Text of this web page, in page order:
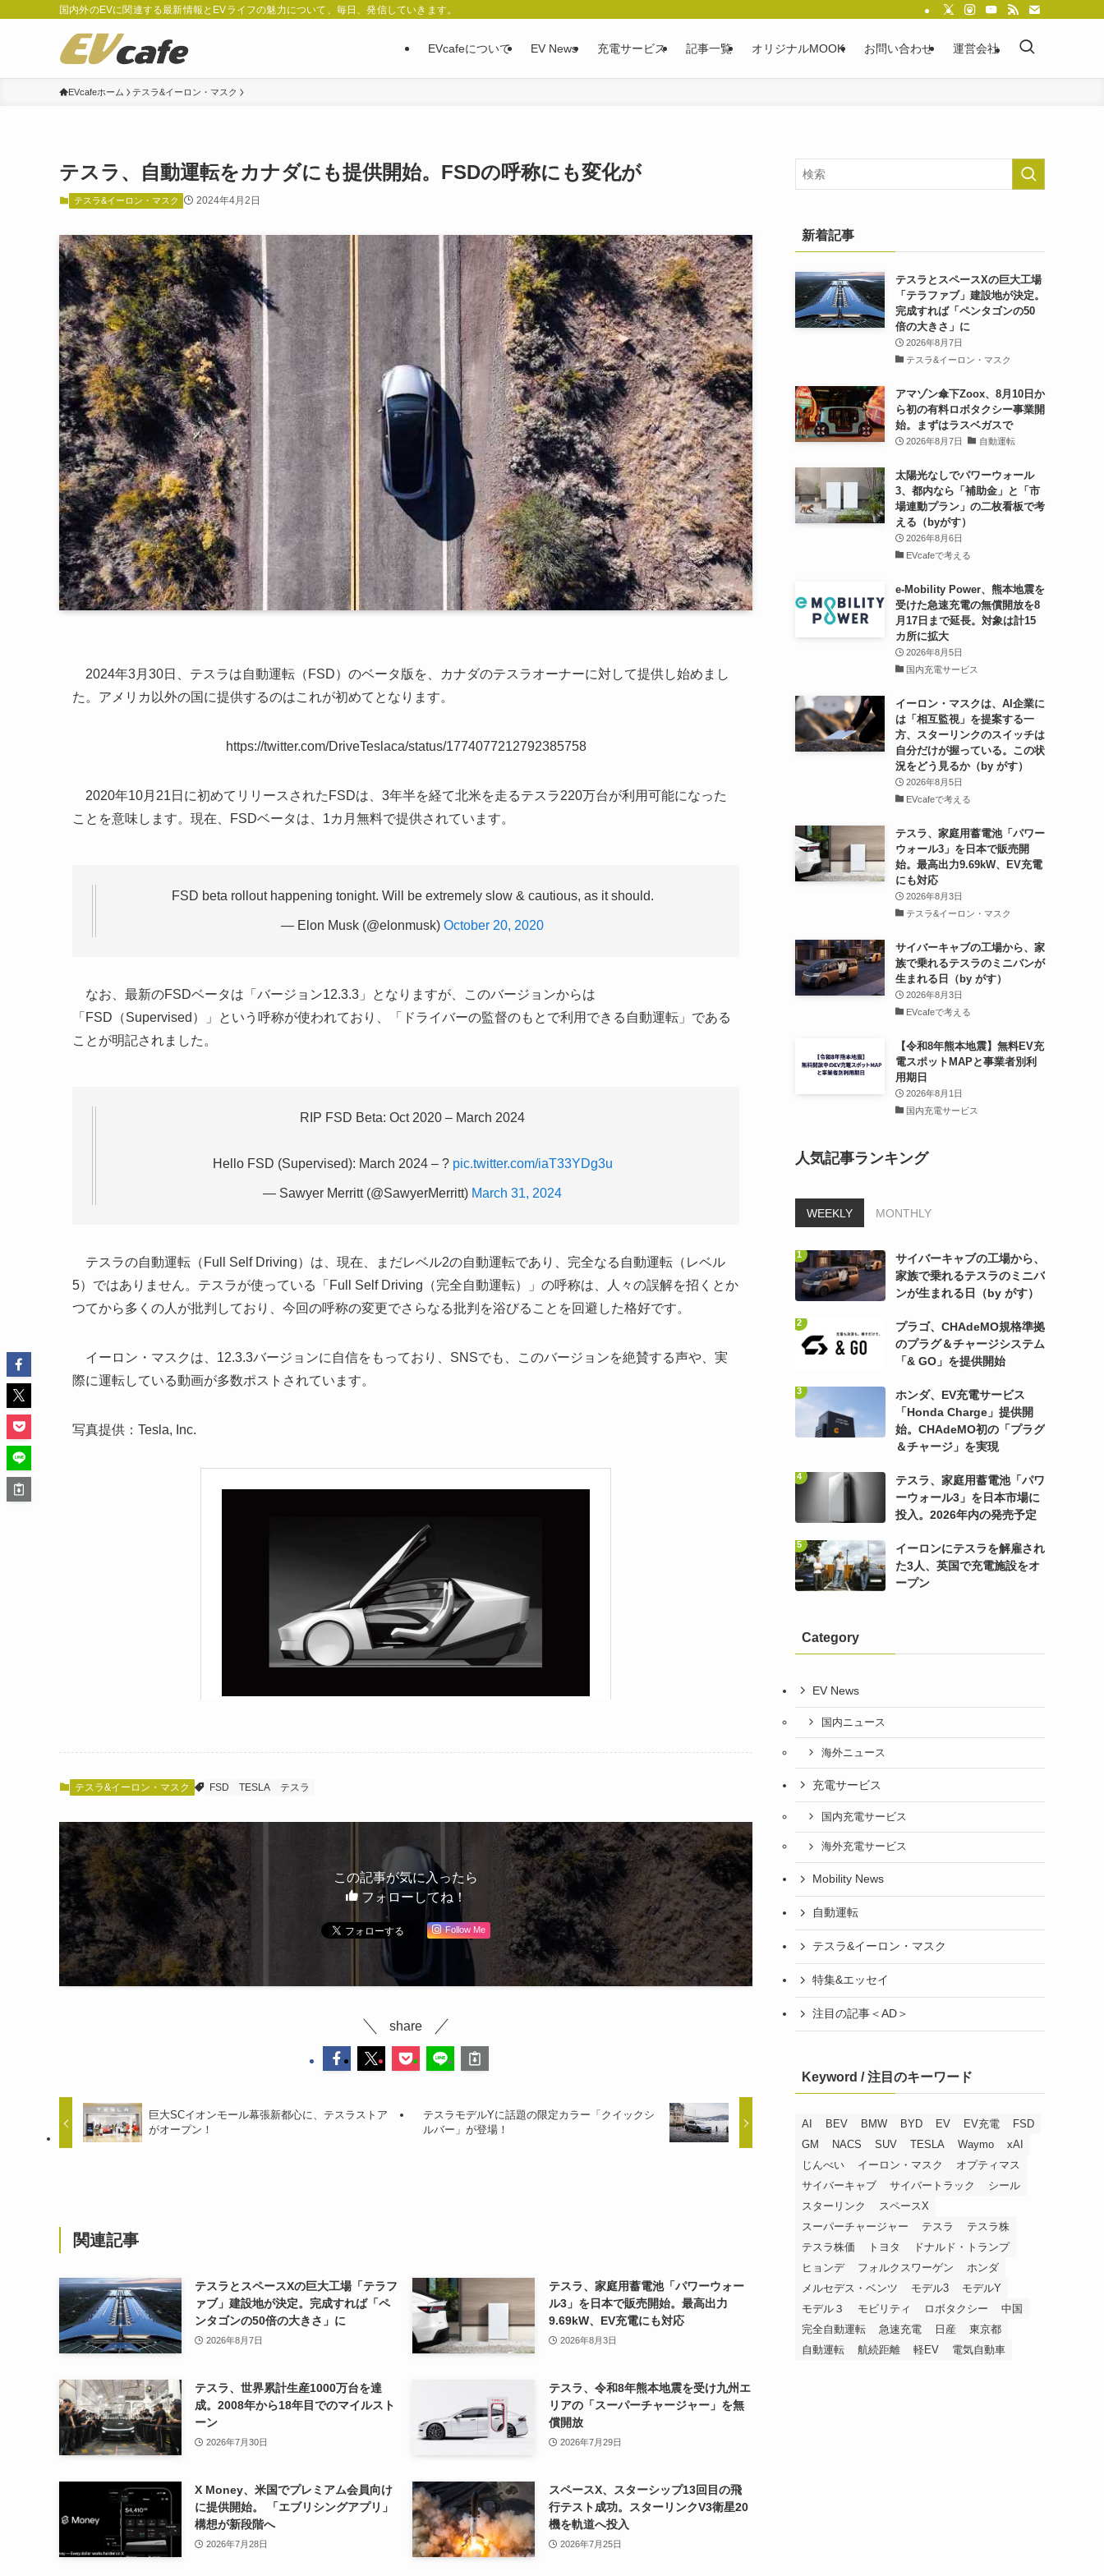
国内外のEVに関連する最新情報とEVライフの魅力について、毎日、発信していきます。
EVcafeについて EV News 充電サービス 記事一覧 オリジナルMOOK お問い合わせ 運営会社
EVcafeホーム テスラ&イーロン・マスク
テスラ、自動運転をカナダにも提供開始。FSDの呼称にも変化が
テスラ&イーロン・マスク 2024年4月2日
2024年3月30日、テスラは自動運転（FSD）のベータ版を、カナダのテスラオーナーに対して提供し始めまし
た。アメリカ以外の国に提供するのはこれが初めてとなります。
https://twitter.com/DriveTeslaca/status/1774077212792385758
2020年10月21日に初めてリリースされたFSDは、3年半を経て北米を走るテスラ220万台が利用可能になった
ことを意味します。現在、FSDベータは、1カ月無料で提供されています。
FSD beta rollout happening tonight. Will be extremely slow & cautious, as it should.
— Elon Musk (@elonmusk) October 20, 2020
なお、最新のFSDベータは「バージョン12.3.3」となりますが、このバージョンからは
「FSD（Supervised）」という呼称が使われており、「ドライバーの監督のもとで利用できる自動運転」である
ことが明記されました。
5）ではありません。テスラが使っている「Full Self Driving（完全自動運転）」の呼称は、人々の誤解を招くとか
つてから多くの人が批判しており、今回の呼称の変更でさらなる批判を浴びることを回避した格好です。
際に運転している動画が多数ポストされています。
この記事が気に入ったら
フォローしてね！
がオープン！
ルバー」が登場！
ァブ」建設地が決定。完成すれば「ペ
ンタゴンの50倍の大きさ」に
2026年8月7日
ル3」を日本で販売開始。最高出力
9.69kW、EV充電にも対応
2026年8月3日
成。2008年から18年目でのマイルスト
ーン
2026年7月30日
リアの「スーパーチャージャー」を無
償開放
2026年7月29日
に提供開始。 「エブリシングアプリ」
構想が新段階へ
2026年7月28日
行テスト成功。スターリンクV3衛星20
機を軌道へ投入
2026年7月25日
新着記事
テスラとスペースXの巨大工場
「テラファブ」建設地が決定。
完成すれば「ペンタゴンの50
倍の大きさ」に
2026年8月7日
テスラ&イーロン・マスク
アマゾン傘下Zoox、8月10日か
ら初の有料ロボタクシー事業開
始。まずはラスベガスで
2026年8月7日 自動運転
太陽光なしでパワーウォール
3、都内なら「補助金」と「市
場連動プラン」の二枚看板で考
える（byがす）
2026年8月6日
EVcafeで考える
e-Mobility Power、熊本地震を
受けた急速充電の無償開放を8
月17日まで延長。対象は計15
カ所に拡大
2026年8月5日
国内充電サービス
イーロン・マスクは、AI企業に
は「相互監視」を提案する一
方、スターリンクのスイッチは
自分だけが握っている。この状
況をどう見るか（by がす）
2026年8月5日
EVcafeで考える
テスラ、家庭用蓄電池「パワー
ウォール3」を日本で販売開
始。最高出力9.69kW、EV充電
にも対応
2026年8月3日
テスラ&イーロン・マスク
サイバーキャブの工場から、家
族で乗れるテスラのミニバンが
生まれる日（by がす）
2026年8月3日
EVcafeで考える
【令和8年熊本地震】無料EV充
電スポットMAPと事業者別利
用期日
2026年8月1日
国内充電サービス
人気記事ランキング
WEEKLY MONTHLY
サイバーキャブの工場から、
家族で乗れるテスラのミニバ
ンが生まれる日（by がす）
プラゴ、CHAdeMO規格準拠
のプラグ＆チャージシステム
「& GO」を提供開始
ホンダ、EV充電サービス
「Honda Charge」提供開
始。CHAdeMO初の「プラグ
＆チャージ」を実現
テスラ、家庭用蓄電池「パワ
ーウォール3」を日本市場に
投入。2026年内の発売予定
イーロンにテスラを解雇され
た3人、英国で充電施設をオ
ープン
Category
EV News
国内ニュース
海外ニュース
充電サービス
国内充電サービス
海外充電サービス
Mobility News
自動運転
テスラ&イーロン・マスク
特集&エッセイ
注目の記事＜AD＞
Keyword / 注目のキーワード
AI BEV BMW BYD EV EV充電
FSD
GM
NACS SUV TESLA Waymo
xAI
じんべい
イーロン・マスク
オプティマス
サイバーキャブ
サイバートラック
シール
スターリンク
スペースX
スーパーチャージャー
テスラ
テスラ株
テスラ株価
トヨタ
ドナルド・トランプ
ヒョンデ
フォルクスワーゲン
ホンダ
メルセデス・ベンツ
モデル3
モデルY
モデル３
モビリティ ロボタクシー
中国
完全自動運転
急速充電 日産
東京都
自動運転
航続距離 軽EV 電気自動車